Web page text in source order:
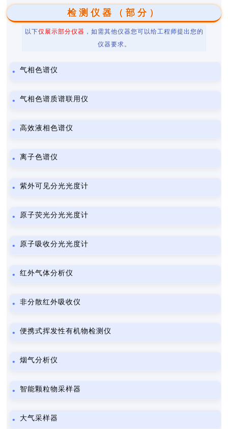
检测仪器（部分）
以下仅展示部分仪器 ，如需其他仪器您可以给工程师提出您的
仪器要求。
气相色谱仪
气相色谱质谱联用仪
高效液相色谱仪
离子色谱仪
紫外可见分光光度计
原子荧光分光光度计
原子吸收分光光度计
红外气体分析仪
非分散红外吸收仪
便携式挥发性有机物检测仪
烟气分析仪
智能颗粒物采样器
大气采样器